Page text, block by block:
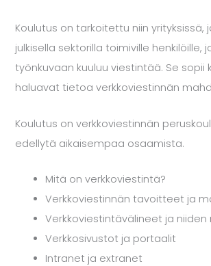
Koulutus on tarkoitettu niin yrityksissä,
julkisella sektorilla toimiville henkilöille,
työnkuvaan kuuluu viestintää. Se sopii
haluavat tietoa verkkoviestinnän
Koulutus on verkkoviestinnän
edellytä aikaisempaa osaamista.
Mitä on verkkoviestintä?
Verkkoviestinnän tavoitteet ja
Verkkoviestintävälineet ja niiden
Verkkosivustot ja portaalit
Intranet ja extranet